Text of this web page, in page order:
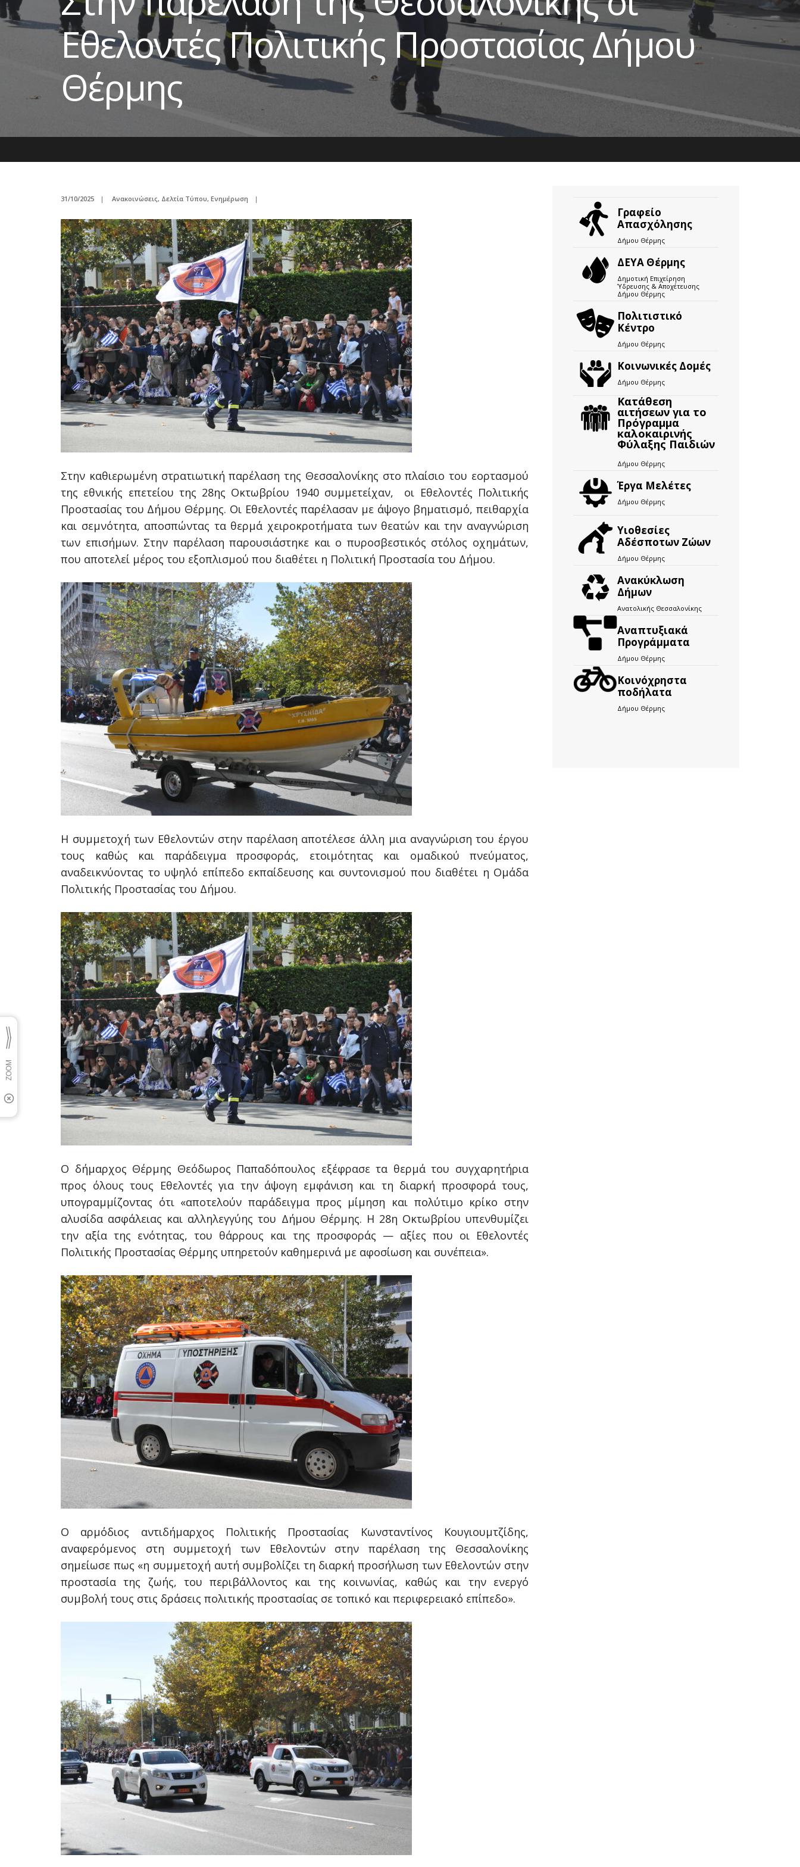
Εθελοντές Πολιτικής Προστασίας Δήμου
Θέρμης
31/10/2025 | Ανακοινώσεις, Δελτία Τύπου, Ενημέρωση |
Στην καθιερωμένη στρατιωτική παρέλαση της Θεσσαλονίκης στο πλαίσιο του εορτασμού
της εθνικής επετείου της 28ης Οκτωβρίου 1940 συμμετείχαν, οι Εθελοντές Πολιτικής
Προστασίας του Δήμου Θέρμης. Οι Εθελοντές παρέλασαν με άψογο βηματισμό, πειθαρχία
και σεμνότητα, αποσπώντας τα θερμά χειροκροτήματα των θεατών και την αναγνώριση
των επισήμων. Στην παρέλαση παρουσιάστηκε και ο πυροσβεστικός στόλος οχημάτων,
που αποτελεί μέρος του εξοπλισμού που διαθέτει η Πολιτική Προστασία του Δήμου.
Η συμμετοχή των Εθελοντών στην παρέλαση αποτέλεσε άλλη μια αναγνώριση του έργου
τους καθώς και παράδειγμα προσφοράς, ετοιμότητας και ομαδικού πνεύματος,
αναδεικνύοντας το υψηλό επίπεδο εκπαίδευσης και συντονισμού που διαθέτει η Ομάδα
Πολιτικής Προστασίας του Δήμου.
Ο δήμαρχος Θέρμης Θεόδωρος Παπαδόπουλος εξέφρασε τα θερμά του συγχαρητήρια
προς όλους τους Εθελοντές για την άψογη εμφάνιση και τη διαρκή προσφορά τους,
υπογραμμίζοντας ότι «αποτελούν παράδειγμα προς μίμηση και πολύτιμο κρίκο στην
αλυσίδα ασφάλειας και αλληλεγγύης του Δήμου Θέρμης. Η 28η Οκτωβρίου υπενθυμίζει
την αξία της ενότητας, του θάρρους και της προσφοράς — αξίες που οι Εθελοντές
Πολιτικής Προστασίας Θέρμης υπηρετούν καθημερινά με αφοσίωση και συνέπεια».
Ο αρμόδιος αντιδήμαρχος Πολιτικής Προστασίας Κωνσταντίνος Κουγιουμτζίδης,
αναφερόμενος στη συμμετοχή των Εθελοντών στην παρέλαση της Θεσσαλονίκης
σημείωσε πως «η συμμετοχή αυτή συμβολίζει τη διαρκή προσήλωση των Εθελοντών στην
προστασία της ζωής, του περιβάλλοντος και της κοινωνίας, καθώς και την ενεργό
συμβολή τους στις δράσεις πολιτικής προστασίας σε τοπικό και περιφερειακό επίπεδο».
Γραφείο
Απασχόλησης
Δήμου Θέρμης
ΔΕΥΑ Θέρμης
Δημοτική Επιχείρηση
Ύδρευσης & Αποχέτευσης
Δήμου Θέρμης
Πολιτιστικό
Κέντρο
Δήμου Θέρμης
Κοινωνικές Δομές
Δήμου Θέρμης
Κατάθεση
αιτήσεων για το
Πρόγραμμα
καλοκαιρινής
Φύλαξης Παιδιών
Δήμου Θέρμης
Έργα Μελέτες
Δήμου Θέρμης
Υιοθεσίες
Αδέσποτων Ζώων
Δήμου Θέρμης
Ανακύκλωση
Δήμων
Ανατολικής Θεσσαλονίκης
Αναπτυξιακά
Προγράμματα
Δήμου Θέρμης
Kοινόχρηστα
ποδήλατα
Δήμου Θέρμης